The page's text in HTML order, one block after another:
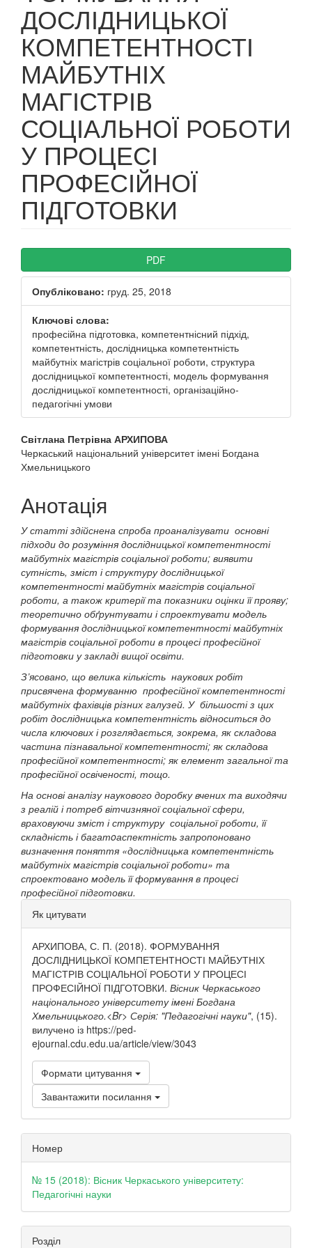
ДОСЛІДНИЦЬКОЇ
КОМПЕТЕНТНОСТІ
МАЙБУТНІХ
МАГІСТРІВ
СОЦІАЛЬНОЇ РОБОТИ
У ПРОЦЕСІ
ПРОФЕСІЙНОЇ
ПІДГОТОВКИ
PDF
Опубліковано: груд. 25, 2018
Ключові слова:
професійна підготовка, компетентнісний підхід,
компетентність, дослідницька компетентність
майбутніх магістрів соціальної роботи, структура
дослідницької компетентності, модель формування
дослідницької компетентності, організаційно-
педагогічні умови
Світлана Петрівна АРХИПОВА
Черкаський національний університет імені Богдана
Хмельницького
Анотація
У статті здійснена спроба проаналізувати основні
підходи до розуміння дослідницької компетентності
майбутніх магістрів соціальної роботи; виявити
сутність, зміст і структуру дослідницької
компетентності майбутніх магістрів соціальної
роботи, а також критерії та показники оцінки її прояву;
теоретично обґрунтувати і спроектувати модель
формування дослідницької компетентності майбутніх
магістрів соціальної роботи в процесі професійної
підготовки у закладі вищої освіти.
З’ясовано, що велика кількість наукових робіт
присвячена формуванню професійної компетентності
майбутніх фахівців різних галузей. У більшості з цих
робіт дослідницька компетентність відноситься до
числа ключових і розглядається, зокрема, як складова
частина пізнавальної компетентності; як складова
професійної компетентності; як елемент загальної та
професійної освіченості, тощо.
На основі аналізу наукового доробку вчених та виходячи
з реалій і потреб вітчизняної соціальної сфери,
враховуючи зміст і структуру соціальної роботи, її
складність і багатoаспектність запропоновано
визначення поняття «дослідницька компетентність
майбутніх магістрів соціальної роботи» та
спроектовано модель її формування в процесі
професійної підготовки.
Як цитувати
АРХИПОВА, С. П. (2018). ФОРМУВАННЯ
ДОСЛІДНИЦЬКОЇ КОМПЕТЕНТНОСТІ МАЙБУТНІХ
МАГІСТРІВ СОЦІАЛЬНОЇ РОБОТИ У ПРОЦЕСІ
ПРОФЕСІЙНОЇ ПІДГОТОВКИ. Вісник Черкаського
національного університету імені Богдана
Хмельницького.<Br> Серія: "Педагогічні науки", (15).
вилучено із https://ped-
ejournal.cdu.edu.ua/article/view/3043
Формати цитування
Завантажити посилання
Номер
№ 15 (2018): Вісник Черкаського університету:
Педагогічні науки
Розділ